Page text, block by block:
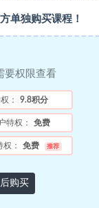
单独购买课程！
要权限查看
： 9.8积分
特权： 免费
： 免费 推荐
购买